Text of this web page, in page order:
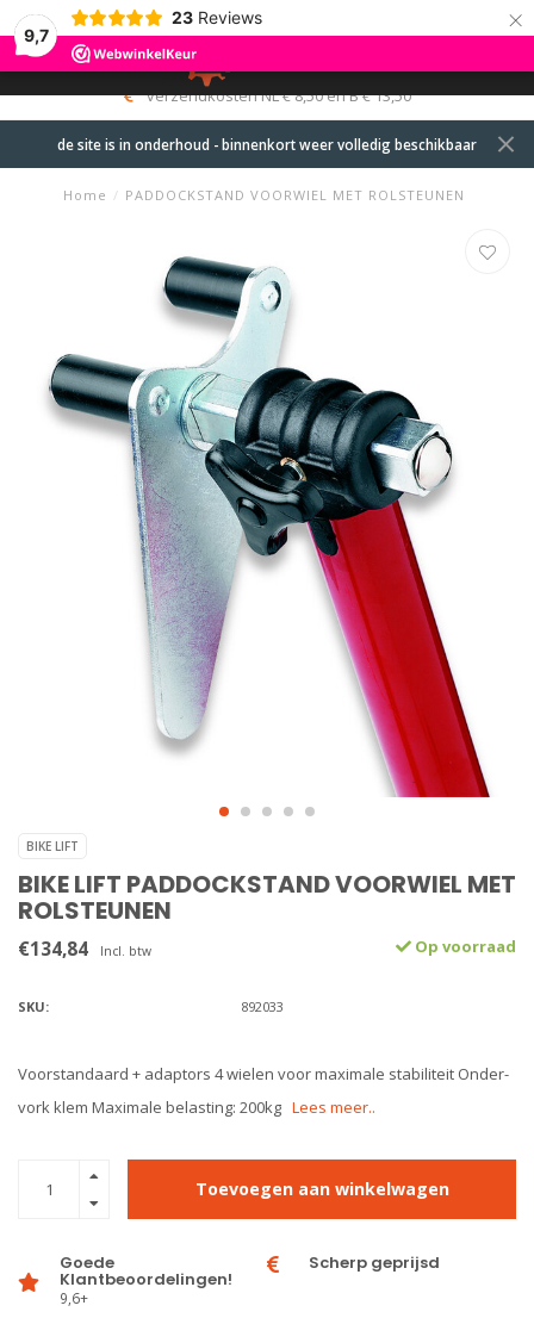
9,7
23 Reviews ×
MENU
0
verzendkosten NL € 8,50 en B € 13,50
de site is in onderhoud - binnenkort weer volledig beschikbaar
Home / PADDOCKSTAND VOORWIEL MET ROLSTEUNEN
BIKE LIFT
BIKE LIFT PADDOCKSTAND VOORWIEL MET
ROLSTEUNEN
€134,84 Incl. btw Op voorraad
SKU: 892033
Voorstandaard + adaptors 4 wielen voor maximale stabiliteit Onder-
vork klem Maximale belasting: 200kg Lees meer..
Toevoegen aan winkelwagen
Goede
Klantbeoordelingen!
9,6+
Scherp geprijsd